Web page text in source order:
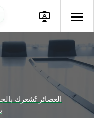
العصائر تُشعرك